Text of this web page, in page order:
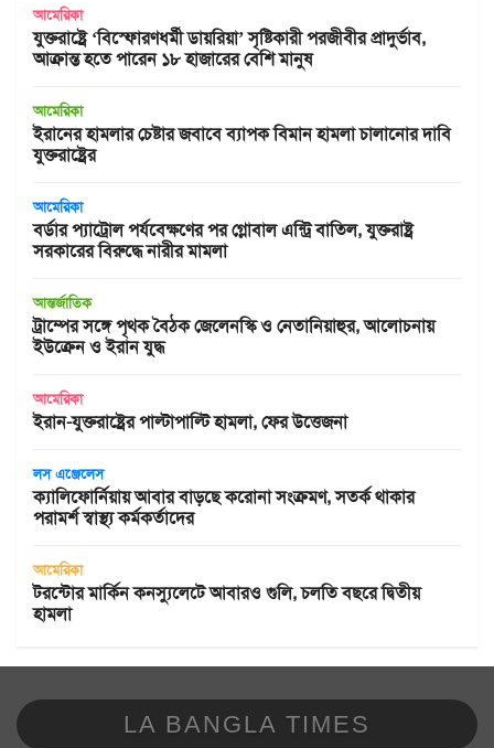
আমেরিকা
যুক্তরাষ্ট্রে ‘বিস্ফোরণধর্মী ডায়রিয়া’ সৃষ্টিকারী পরজীবীর প্রাদুর্ভাব,
আক্রান্ত হতে পারেন ১৮ হাজারের বেশি মানুষ
আমেরিকা
ইরানের হামলার চেষ্টার জবাবে ব্যাপক বিমান হামলা চালানোর দাবি
যুক্তরাষ্ট্রের
আমেরিকা
বর্ডার প্যাট্রোল পর্যবেক্ষণের পর গ্লোবাল এন্ট্রি বাতিল, যুক্তরাষ্ট্র
সরকারের বিরুদ্ধে নারীর মামলা
আন্তর্জাতিক
ট্রাম্পের সঙ্গে পৃথক বৈঠক জেলেনস্কি ও নেতানিয়াহুর, আলোচনায়
ইউক্রেন ও ইরান যুদ্ধ
আমেরিকা
ইরান-যুক্তরাষ্ট্রের পাল্টাপাল্টি হামলা, ফের উত্তেজনা
লস এঞ্জেলেস
ক্যালিফোর্নিয়ায় আবার বাড়ছে করোনা সংক্রমণ, সতর্ক থাকার
পরামর্শ স্বাস্থ্য কর্মকর্তাদের
আমেরিকা
টরন্টোর মার্কিন কনস্যুলেটে আবারও গুলি, চলতি বছরে দ্বিতীয়
হামলা
LA BANGLA TIMES